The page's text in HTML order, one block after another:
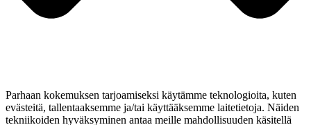
Parhaan kokemuksen tarjoamiseksi käytämme teknologioita, kuten
evästeitä, tallentaaksemme ja/tai käyttääksemme laitetietoja. Näiden
tekniikoiden hyväksyminen antaa meille mahdollisuuden käsitellä